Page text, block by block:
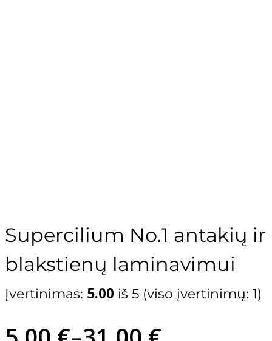
Žiūrėti visas prekes
Blakstienų laminavimo sistemos
Supercilium No.1 antakių ir
blakstienų laminavimui
Įvertinimas: 5.00 iš 5 (viso įvertinimų: 1)